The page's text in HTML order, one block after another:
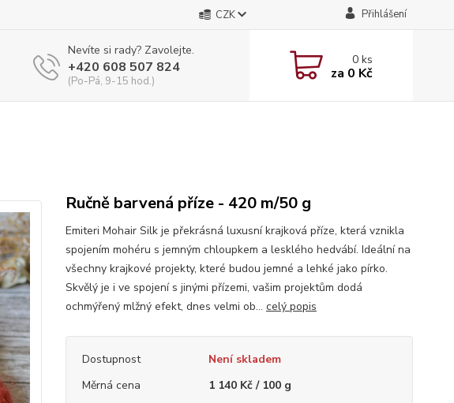
CZK Přihlášení
Nevíte si rady? Zavolejte.
+420 608 507 824
(Po-Pá, 9-15 hod.)
0ks
za 0 Kč
Ručně barvená příze - 420 m/50 g
Emiteri Mohair Silk je překrásná luxusní krajková příze, která vznikla
spojením mohéru s jemným chloupkem a lesklého hedvábí. Ideální na
všechny krajkové projekty, které budou jemné a lehké jako pírko.
Skvělý je i ve spojení s jinými přízemi, vašim projektům dodá
ochmýřený mlžný efekt, dnes velmi ob... celý popis
Dostupnost
Není skladem
Měrná cena
1 140 Kč / 100 g